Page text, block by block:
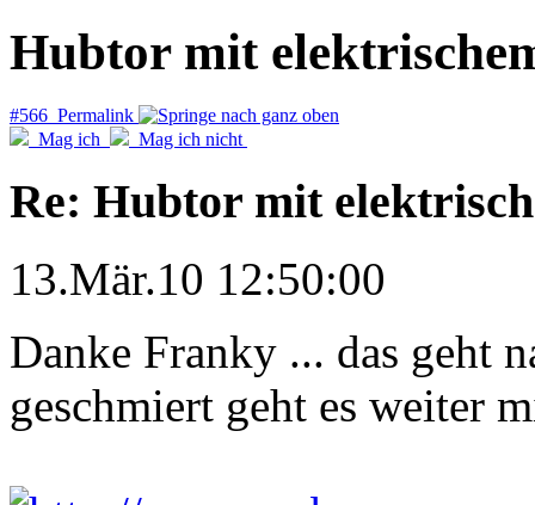
Hubtor mit
#566 Permalink
Mag ich
Mag ich nicht
Re: Hubtor mit
13.Mär.10 12:50:00
Danke Franky ... das geht
geschmiert geht es weiter